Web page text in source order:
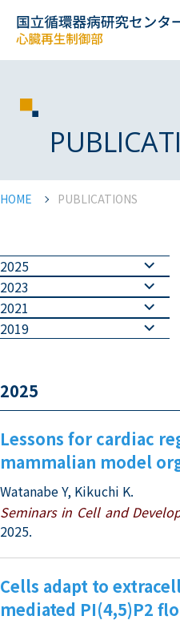
HOME PUBLICATIONS
2025
2023
2021
2019
2025
Lessons for cardiac
mammalian model
Watanabe Y, Kikuchi K.
Seminars in Cell and
2025.
Cells adapt to
mediated PI(4,5)P2